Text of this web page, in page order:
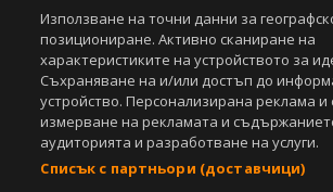
Използване на точни данни за
позициониране. Активно сканиране на
характеристиките на устройството за
Съхраняване на и/или достъп до
устройство. Персонализирана реклама
измерване на рекламата и
аудиторията и разработване на услуги.
Списък с партньори (доставчици)